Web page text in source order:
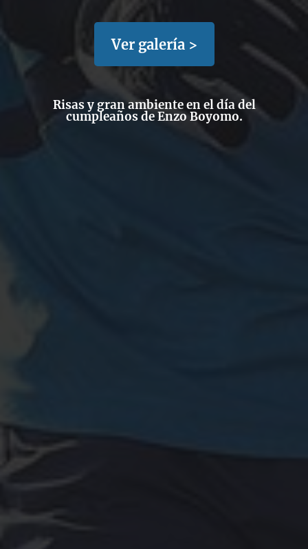
Ver galería >
Risas y gran ambiente en el día del
cumpleaños de Enzo Boyomo.